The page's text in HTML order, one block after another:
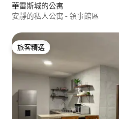
華雷斯城的公寓
安靜的私人公寓 - 領事館區
旅客精選
旅客精選